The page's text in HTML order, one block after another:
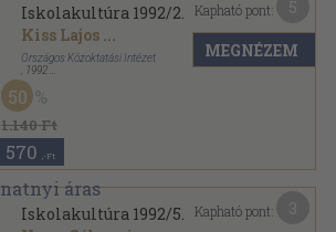
Iskolakultúra 1992/2.
Kiss Lajos ...
Országos Közoktatási Intézet
1992
Tűzött kötés
Iskolakultúra sorozat
1.140 Ft
50
570 ,-Ft
Kapható pont:
MEGNÉZEM
Iskolakultúra 1992/5.
Kapható pont: